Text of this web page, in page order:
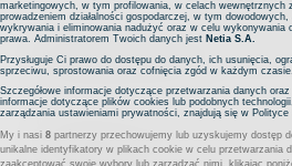
Netia Player 1.5 - Obraz na
lub jest zniekształcony
Netia Player 1.5 - Menu uruchamia
się nie wyświetla
My i nasi 8 partnerzy przechowujemy lub uzyskujemy dostęp
unikalne identyfikatory w plikach cookie w celu przetwarzania
zaakceptować swoje wybory lub zarządzać nimi, klikając
marketingowych, w tym profilowania, w celach wewnętrznych
prowadzeniem działalności gospodarczej, w tym
wykrywania i eliminowania nadużyć oraz w celu wykonywania
prawa. Administratorem Twoich danych jest Netia S.A.
Przysługuje Ci prawo do dostępu do danych, ich usunięcia,
sprzeciwu, sprostowania oraz cofnięcia zgód w każdym czasie.
Szczegółowe informacje dotyczące przetwarzania danych
informacje dotyczące plików cookies lub podobnych
zarządzania ustawieniami prywatności, znajdują się w Polityce